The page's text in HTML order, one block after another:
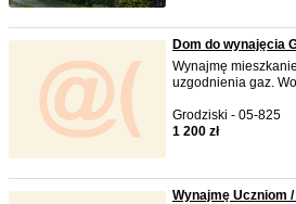
Dom do wynajęcia
Wynajmę
uzgodnienia gaz.
Grodziski - 05-825
1 200 zł
Wynajmę Uczniom